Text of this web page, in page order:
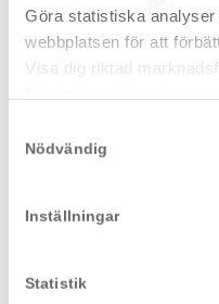
Göra statistiska
webbplatsen för att
Visa dig riktad
Nödvändig
Inställningar
StatistikKommunikationspelare